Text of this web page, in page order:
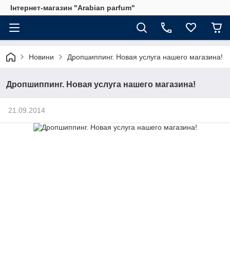
Інтернет-магазин "Arabian parfum"
Новини Дропшиппинг. Новая услуга нашего магазина!
Дропшиппинг. Новая услуга нашего магазина!
21.09.2014